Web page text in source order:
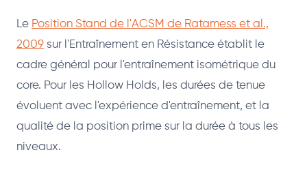
Le Position Stand de l'ACSM de Ratamess et al.,
2009 sur l'Entraînement en Résistance établit le
cadre général pour l'entraînement isométrique du
core. Pour les Hollow Holds, les durées de tenue
évoluent avec l'expérience d'entraînement, et la
qualité de la position prime sur la durée à tous les
niveaux.